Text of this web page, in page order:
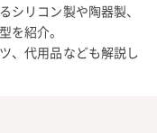
リコン製や陶器製、
を紹介。
、代用品なども解説し